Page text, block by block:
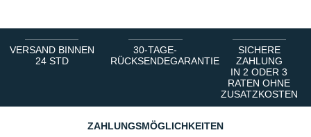
Preis aufsteigend
VERSAND BINNEN
24 STD
30-TAGE-
RÜCKSENDEGARANTIE
SICHERE
ZAHLUNG
IN 2 ODER 3
RATEN OHNE
ZUSATZKOSTEN
ZAHLUNGSMÖGLICHKEITEN